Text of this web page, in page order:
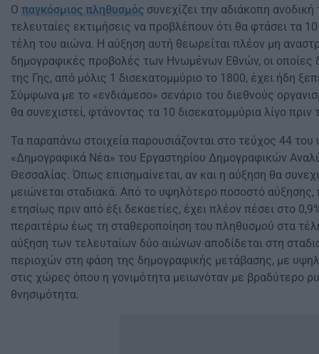
Ο παγκόσμιος πληθυσμός συνεχίζει την αδιάκοπη ανοδική
τελευταίες εκτιμήσεις να προβλέπουν ότι θα φτάσει τα
τέλη του αιώνα. Η αύξηση αυτή θεωρείται πλέον μη
δημογραφικές προβολές των Ηνωμένων Εθνών, οι οποίες
της Γης, από μόλις 1 δισεκατομμύριο το 1800, έχει ήδη
Σύμφωνα με το «ενδιάμεσο» σενάριο του διεθνούς
θα συνεχιστεί, φτάνοντας τα 10 δισεκατομμύρια λίγο
Τα παραπάνω στοιχεία παρουσιάζονται στο τεύχος 44 του
«Δημογραφικά Νέα» του Εργαστηρίου Δημογραφικών
Θεσσαλίας. Όπως επισημαίνεται, αν και η αύξηση θα
μειώνεται σταδιακά. Από το υψηλότερο ποσοστό
ετησίως πριν από έξι δεκαετίες, έχει πλέον πέσει στο
περαιτέρω έως τη σταθεροποίηση του πληθυσμού στα
αύξηση των τελευταίων δύο αιώνων αποδίδεται στη
περιοχών στη φάση της δημογραφικής μετάβασης, με
στις χώρες όπου η γονιμότητα μειωνόταν με βραδύτερο
θνησιμότητα.